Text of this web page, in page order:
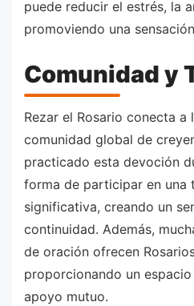
puede reducir el estrés, la
promoviendo una
Comunidad y
Rezar el Rosario conecta
comunidad global de
practicado esta devoción
forma de participar en una
significativa, creando un
continuidad. Además,
de oración ofrecen
proporcionando un
apoyo mutuo.